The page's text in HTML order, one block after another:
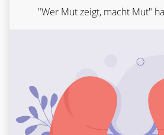
"Wer Mut zeigt, macht Mut"